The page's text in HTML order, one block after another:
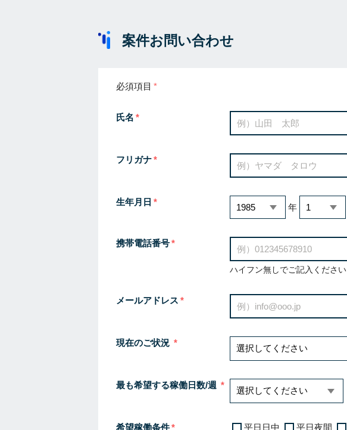
案件お問い合わせ
必須項目
氏名
フリガナ
生年月日
年
携帯電話番号
ハイフン無しでご記入ください
メールアドレス
現在のご状況
最も希望する稼働日数/週
希望稼働条件 平日日中 平日夜間